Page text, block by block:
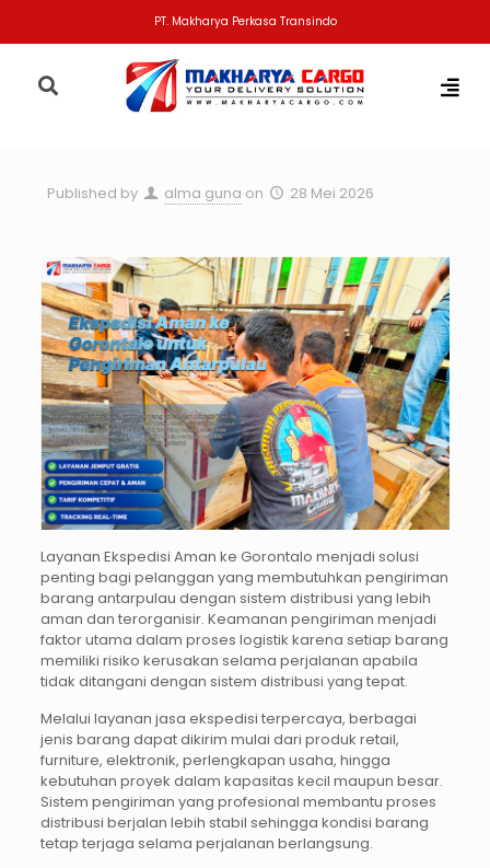
PT. Makharya Perkasa Transindo
Published by alma guna on 28 Mei 2026
Layanan Ekspedisi Aman ke Gorontalo menjadi solusi
penting bagi pelanggan yang membutuhkan pengiriman
barang antarpulau dengan sistem distribusi yang lebih
aman dan terorganisir. Keamanan pengiriman menjadi
faktor utama dalam proses logistik karena setiap barang
memiliki risiko kerusakan selama perjalanan apabila
tidak ditangani dengan sistem distribusi yang tepat.
Melalui layanan jasa ekspedisi terpercaya, berbagai
jenis barang dapat dikirim mulai dari produk retail,
furniture, elektronik, perlengkapan usaha, hingga
kebutuhan proyek dalam kapasitas kecil maupun besar.
Sistem pengiriman yang profesional membantu proses
distribusi berjalan lebih stabil sehingga kondisi barang
tetap terjaga selama perjalanan berlangsung.